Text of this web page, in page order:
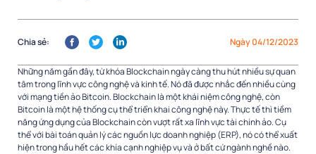
Ngày 04/12/2023
Chia sẻ:
Những năm gần đây, từ khóa Blockchain ngày càng thu hút nhiều sự quan
tâm trong lĩnh vực công nghệ và kinh tế. Nó đã được nhắc đến nhiều cùng
với mạng tiền ảo Bitcoin. Blockchain là một khái niệm công nghệ, còn
Bitcoin là một hệ thống cụ thể triển khai công nghệ này. Thực tế thì tiềm
năng ứng dụng của Blockchain còn vượt rất xa lĩnh vực tài chính ảo. Cụ
thể với bài toán quản lý các nguồn lực doanh nghiệp (ERP), nó có thể xuất
hiện trong hầu hết các khía cạnh nghiệp vụ và ở bất cứ ngành nghề nào.